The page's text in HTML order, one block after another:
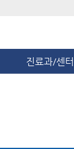
진료과/센